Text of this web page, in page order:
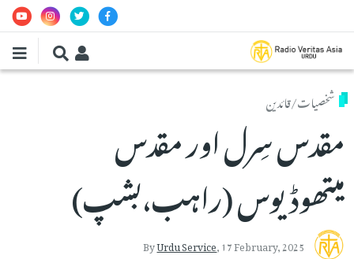
شخصیات/قائدین
مقدس سِرل اور مقدس
میتھوڈیوس (راہب،بشپ)
ByUrdu Service,17 February, 2025